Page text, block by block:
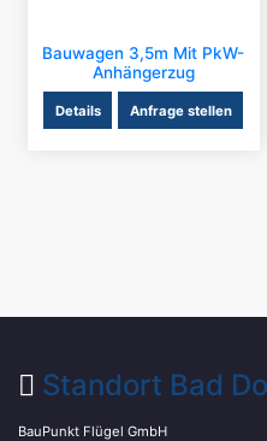
Bauwagen 3,5m Mit PkW-
Anhängerzug
Details Anfrage stellen
Standort Bad
BauPunkt Flügel GmbH